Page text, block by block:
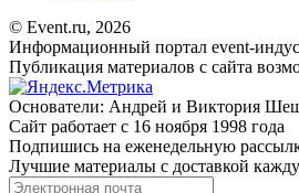
© Event.ru, 2026
Информационный портал event-
Публикация материалов с сайта
Основатели: Андрей и Виктория
Сайт работает с 16 ноября 1998 года
Подпишись на еженедельную
Лучшие материалы с доставкой